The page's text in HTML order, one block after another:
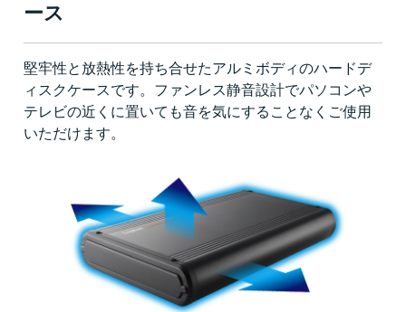
ース
堅牢性と放熱性を持ち合せたアルミボディのハードデ
ィスクケースです。ファンレス静音設計でパソコンや
テレビの近くに置いても音を気にすることなくご使用
いただけます。